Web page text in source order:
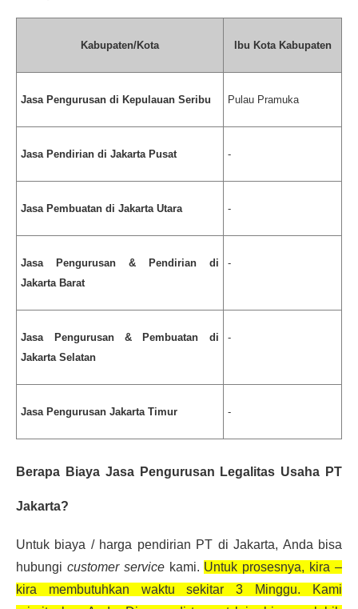
Kabupaten/Kota Ibu Kota Kabupaten
Jasa Pengurusan di Kepulauan Seribu Pulau Pramuka
Jasa Pendirian di Jakarta Pusat -
Jasa Pembuatan di Jakarta Utara -
Jasa Pengurusan & Pendirian di
Jakarta Barat
-
Jasa Pengurusan & Pembuatan di
Jakarta Selatan
-
Jasa Pengurusan Jakarta Timur -
Berapa Biaya Jasa Pengurusan Legalitas Usaha PT
Jakarta?
Untuk biaya / harga pendirian PT di Jakarta, Anda bisa
hubungi customer service kami. Untuk prosesnya, kira –
kira membutuhkan waktu sekitar 3 Minggu. Kami